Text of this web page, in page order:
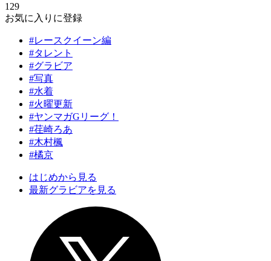
129
お気に入りに登録
#レースクイーン編
#タレント
#グラビア
#写真
#水着
#火曜更新
#ヤンマガGリーグ！
#荏崎ろあ
#木村楓
#橘京
はじめから見る
最新グラビアを見る